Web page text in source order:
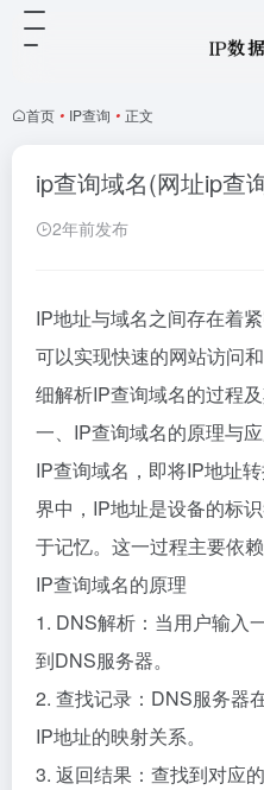
首页 • IP查询 • 正文
ip查询域名(网址ip查
2年前发布
IP地址与域名之间存在着
可以实现快速的网站访问
细解析IP查询域名的过程及
一、IP查询域名的原理与
IP查询域名，即将IP地址
界中，IP地址是设备的标
于记忆。这一过程主要依
IP查询域名的原理
1. DNS解析：当用户输入
到DNS服务器。
2. 查找记录：DNS服务器
IP地址的映射关系。
3. 返回结果：查找到对应